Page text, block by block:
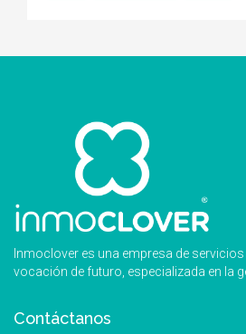
Inmoclover es una empresa de
vocación de futuro, especializada en la
Contáctanos